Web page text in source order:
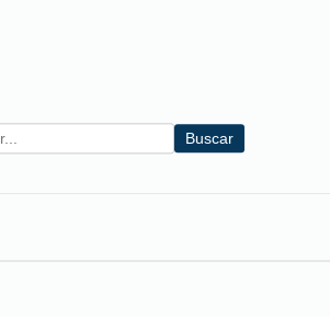
Buscar